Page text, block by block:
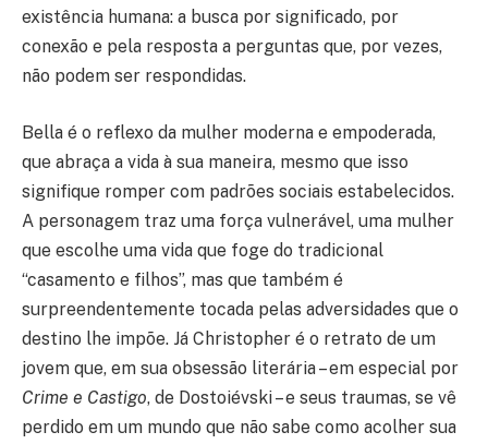
existência humana: a busca por significado, por
conexão e pela resposta a perguntas que, por vezes,
não podem ser respondidas.
Bella é o reflexo da mulher moderna e empoderada,
que abraça a vida à sua maneira, mesmo que isso
signifique romper com padrões sociais estabelecidos.
A personagem traz uma força vulnerável, uma mulher
que escolhe uma vida que foge do tradicional
“casamento e filhos”, mas que também é
surpreendentemente tocada pelas adversidades que o
destino lhe impõe. Já Christopher é o retrato de um
jovem que, em sua obsessão literária – em especial por
Crime e Castigo, de Dostoiévski – e seus traumas, se vê
perdido em um mundo que não sabe como acolher sua